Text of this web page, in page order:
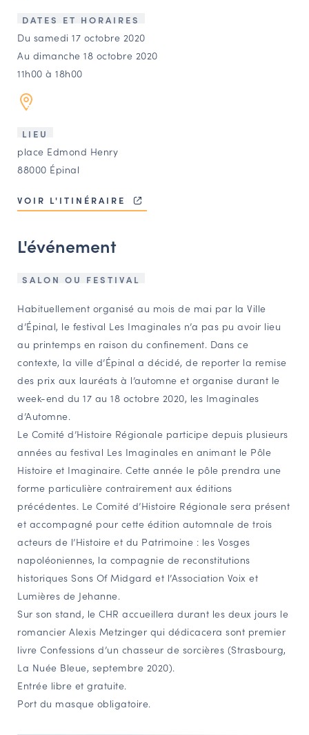
CONTACT
Agenda
Annuaire
Ressources
BOURSE D’ÉCHANGE
CARTES DES NAUDIN
Espace acteurs
NAVIGATION FILTRÉE « ACTEURS »
PORTAIL CULTURE
Comité d'Histoire Régionale
Service Inventaire et Patrimoines de la Région Grand Est
VOUS ÊTES…
Amateurs d’histoire et de patrimoine
Étudiants & chercheurs
DATES ET HORAIRES
Du samedi 17 octobre 2020
Au dimanche 18 octobre 2020
11h00 à 18h00
LIEU
place Edmond Henry
88000 Épinal
VOIR L'ITINÉRAIRE
L'événement
SALON OU FESTIVAL
Habituellement organisé au mois de mai par la Ville
d’Épinal, le festival Les Imaginales n’a pas pu avoir lieu
au printemps en raison du confinement. Dans ce
contexte, la ville d’Épinal a décidé, de reporter la remise
des prix aux lauréats à l’automne et organise durant le
week-end du 17 au 18 octobre 2020, les Imaginales
d’Automne.
Le Comité d’Histoire Régionale participe depuis plusieurs
années au festival Les Imaginales en animant le Pôle
Histoire et Imaginaire. Cette année le pôle prendra une
forme particulière contrairement aux éditions
précédentes. Le Comité d’Histoire Régionale sera présent
et accompagné pour cette édition automnale de trois
acteurs de l’Histoire et du Patrimoine : les Vosges
napoléoniennes, la compagnie de reconstitutions
historiques Sons Of Midgard et l’Association Voix et
Lumières de Jehanne.
Sur son stand, le CHR accueillera durant les deux jours le
romancier Alexis Metzinger qui dédicacera sont premier
livre Confessions d’un chasseur de sorcières (Strasbourg,
La Nuée Bleue, septembre 2020).
Entrée libre et gratuite.
Port du masque obligatoire.